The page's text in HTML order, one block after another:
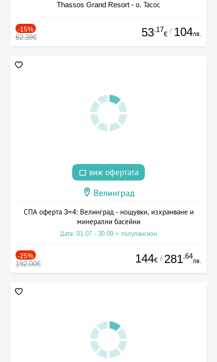
Thassos Grand Resort - о. Тасос
-15%
62.38€ 53.17
€ / 104лв.
виж офертата
Велинград
СПА оферта 3=4: Велинград - нощувки, изхранване и
минерални басейни
Дата: 01.07 - 30.09 + полупансион
-25%
192.00€ 144€ / 281.64
лв.